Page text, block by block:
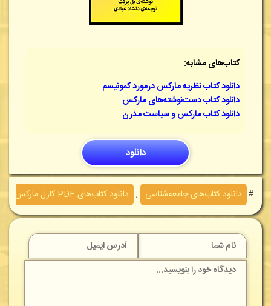
کتاب‌های مشابه:
دانلود کتاب نظریه مارکس درمورد کمونیسم
دانلود کتاب دست‌نوشته‌های مارکس
دانلود کتاب مارکس و سیاست مدرن
دانلود
＃ دانلود کتاب‌های جامعه‌شناسی , دانلود کتاب‌های PDF کارل مارکس